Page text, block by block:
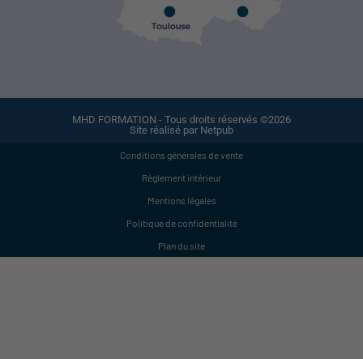
MHD FORMATION - Tous droits réservés ©2026
Site réalisé par Netpub
Conditions générales de vente
Règlement intérieur
Mentions légales
Politique de confidentialité
Plan du site